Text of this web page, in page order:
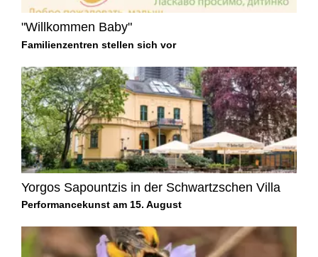
"Willkommen Baby"
Familienzentren stellen sich vor
Yorgos Sapountzis in der Schwartzschen Villa
Performancekunst am 15. August